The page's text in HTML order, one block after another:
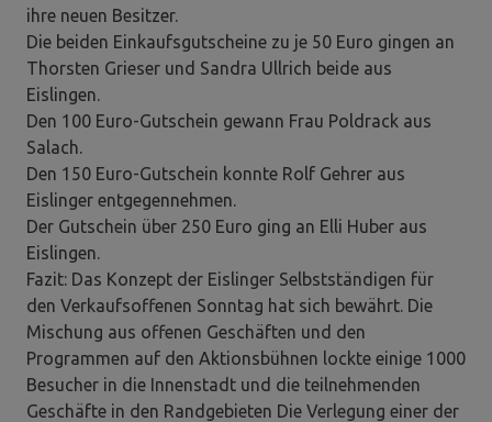
ihre neuen Besitzer.
Die beiden Einkaufsgutscheine zu je 50 Euro gingen an
Thorsten Grieser und Sandra Ullrich beide aus
Eislingen.
Den 100 Euro-Gutschein gewann Frau Poldrack aus
Salach.
Den 150 Euro-Gutschein konnte Rolf Gehrer aus
Eislinger entgegennehmen.
Der Gutschein über 250 Euro ging an Elli Huber aus
Eislingen.
Fazit: Das Konzept der Eislinger Selbstständigen für
den Verkaufsoffenen Sonntag hat sich bewährt. Die
Mischung aus offenen Geschäften und den
Programmen auf den Aktionsbühnen lockte einige 1000
Besucher in die Innenstadt und die teilnehmenden
Geschäfte in den Randgebieten Die Verlegung einer der